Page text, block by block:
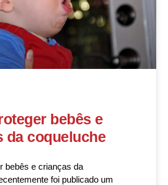
bebês e
da coqueluche
bebês e crianças da
foi publicado um